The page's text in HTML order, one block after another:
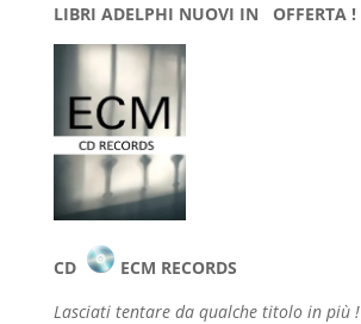
LIBRI ADELPHI NUOVI IN OFFERTA !
CD
ECM RECORDS
Lasciati tentare da qualche titolo in più !